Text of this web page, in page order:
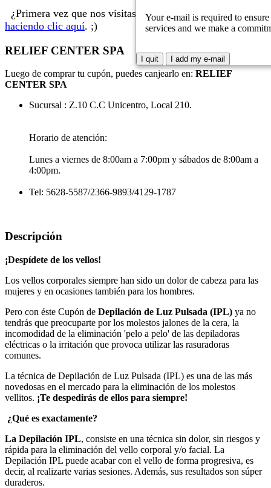
¿Primera vez que nos visitas?
Aprende cómo comprar
haciendo clic aquí. ;)
RELIEF CENTER SPA
Luego de comprar tu cupón, puedes canjearlo en: RELIEF
CENTER SPA
Sucursal : Z.10 C.C Unicentro, Local 210.
Horario de atención:
Lunes a viernes de 8:00am a 7:00pm y sábados de 8:00am a
4:00pm.
Tel: 5628-5587/2366-9893/4129-1787
Descripción
¡Despídete de los vellos!
Los vellos corporales siempre han sido un dolor de cabeza para las
mujeres y en ocasiones también para los hombres.
Pero con éste Cupón de Depilación de Luz Pulsada (IPL) ya no
tendrás que preocuparte por los molestos jalones de la cera, la
incomodidad de la eliminación 'pelo a pelo' de las depiladoras
eléctricas o la irritación que provoca utilizar las rasuradoras
comunes.
La técnica de Depilación de Luz Pulsada (IPL) es una de las más
novedosas en el mercado para la eliminación de los molestos
vellitos. ¡Te despedirás de ellos para siempre!
¿Qué es exactamente?
La Depilación IPL, consiste en una técnica sin dolor, sin riesgos y
rápida para la eliminación del vello corporal y/o facial. La
Depilación IPL puede acabar con el vello de forma progresiva, es
decir, al realizarte varias sesiones. Además, sus resultados son súper
duraderos.
Your e-mail is required to
services and we make a
I quit I add my e-mail